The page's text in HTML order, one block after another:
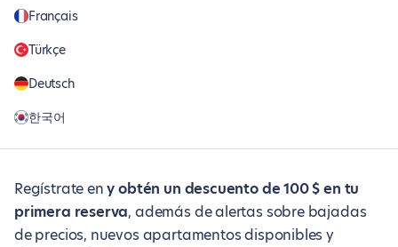
Français
Türkçe
Deutsch
한국어
Regístrate eny obtén un descuento de 100 $ en tu
primera reserva, además de alertas sobre bajadas
de precios, nuevos apartamentos disponibles y